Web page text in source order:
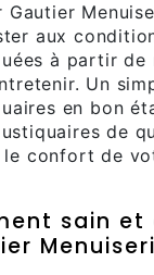
aux
à partir de
Un
en bon
de
confort de
sain